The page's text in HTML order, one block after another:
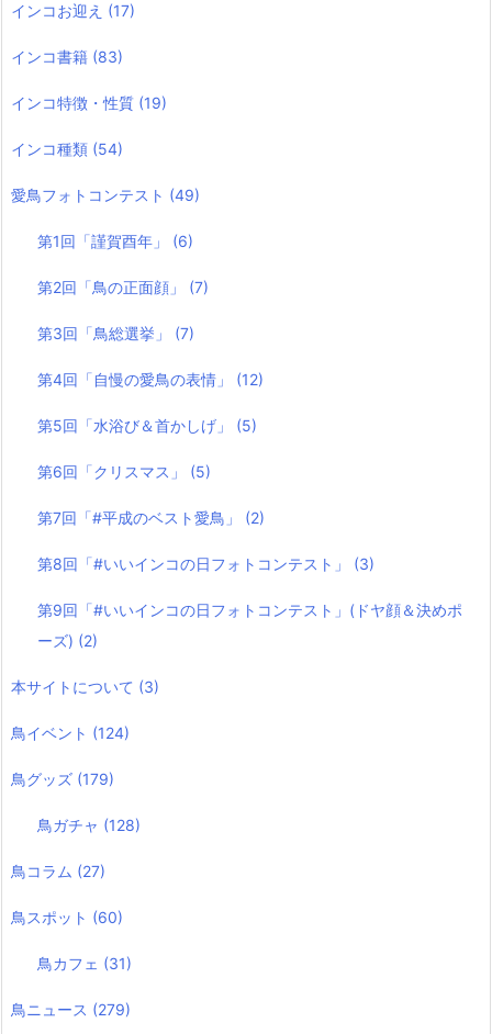
インコお迎え (17)
インコ書籍 (83)
インコ特徴・性質 (19)
インコ種類 (54)
愛鳥フォトコンテスト (49)
第1回「謹賀酉年」 (6)
第2回「鳥の正面顔」 (7)
第3回「鳥総選挙」 (7)
第4回「自慢の愛鳥の表情」 (12)
第5回「水浴び＆首かしげ」 (5)
第6回「クリスマス」 (5)
第7回「#平成のベスト愛鳥」 (2)
第8回「#いいインコの日フォトコンテスト」 (3)
第9回「#いいインコの日フォトコンテスト」(ドヤ顔＆決めポ
ーズ) (2)
本サイトについて (3)
鳥イベント (124)
鳥グッズ (179)
鳥ガチャ (128)
鳥コラム (27)
鳥スポット (60)
鳥カフェ (31)
鳥ニュース (279)